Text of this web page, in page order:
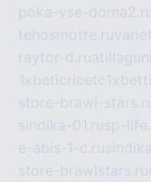
poka-vse-
tehosmotre.ru
raytor-d.ru
store-brawl-
sindika-01.rusp-
e-abis-1-c.ru
store-brawlstars.ru